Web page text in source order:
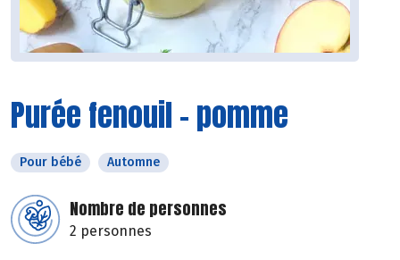
Purée fenouil - pomme
Pour bébé Automne
Nombre de personnes
2 personnes